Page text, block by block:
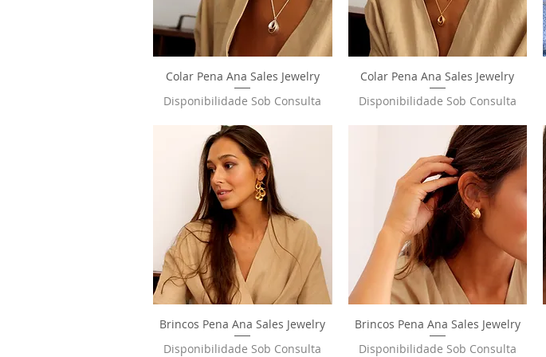
Visualização rápida
Colar Pena Ana Sales Jewelry
Disponibilidade Sob Consulta
Visualização rápida
Colar Pena Ana Sales Jewelry
Disponibilidade Sob Consulta
Visualização rápida
Brincos Pena Ana Sales Jewelry
Disponibilidade Sob Consulta
Visualização rápida
Brincos Pena Ana Sales Jewelry
Disponibilidade Sob Consulta